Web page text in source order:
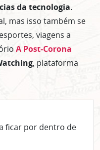
da tecnologia.
mas isso também se
viagens a
A Post-Corona
, plataforma
ficar por dentro de